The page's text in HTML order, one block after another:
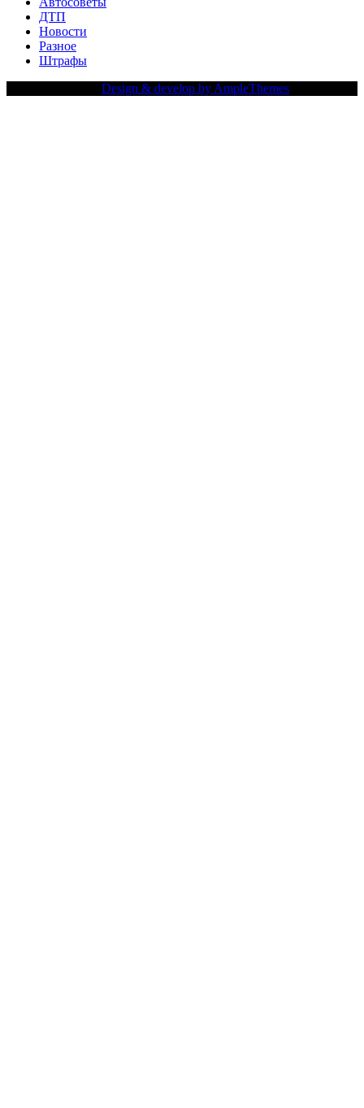
ДТП
Новости
Разное
Штрафы
Design & develop by AmpleThemes